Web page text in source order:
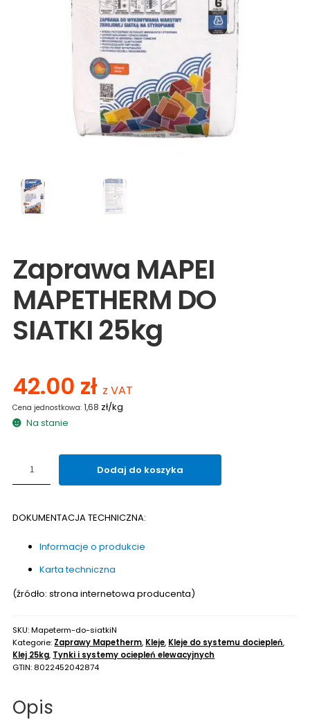
Zaprawa MAPEI
MAPETHERM DO
SIATKI 25kg
42.00 zł z VAT
1,68 zł/kg
Na stanie
Zaprawa
DO
25kg
Dodaj do koszyka
DOKUMENTACJA TECHNICZNA:
Informacje o produkcie
Karta techniczna
(źródło: strona internetowa producenta)
SKU:Mapeterm-do-siatkiN
Kategorie: Zaprawy Mapetherm, Kleje, Kleje do systemu dociepleń,
Klej 25kg, Tynki i systemy ociepleń elewacyjnych
GTIN: 8022452042874
Opis